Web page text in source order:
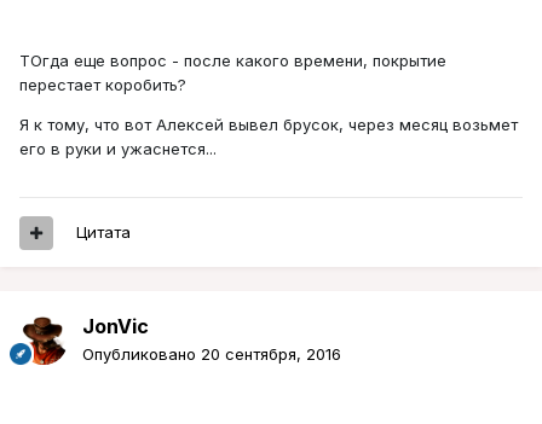
ТОгда еще вопрос - после какого времени, покрытие
перестает коробить?
Я к тому, что вот Алексей вывел брусок, через месяц возьмет
его в руки и ужаснется...
Цитата
JonVic
Опубликовано 20 сентября, 2016